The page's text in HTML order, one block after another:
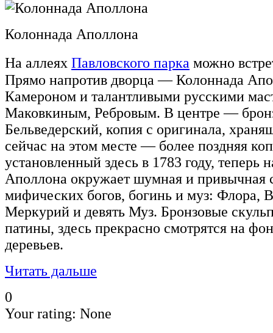
Колоннада Аполлона
На аллеях Павловского парка можно
Прямо напротив дворца — Колоннада
Камероном и талантливыми русскими
Маковкиным, Ребровым. В центре —
Бельведерский, копия с оригинала,
сейчас на этом месте — более поздняя
установленный здесь в 1783 году, теперь
Аполлона окружает шумная и привычная
мифических богов, богинь и муз: Флора,
Меркурий и девять Муз. Бронзовые
патины, здесь прекрасно смотрятся на
деревьев.
Читать дальше
0
Your rating: None